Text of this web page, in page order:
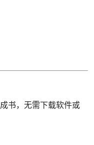
书，无需下载软件或